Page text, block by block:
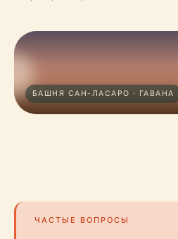
БАШНЯ САН-ЛАСАРО · ГАВАНА
ЧАСТЫЕ ВОПРОСЫ